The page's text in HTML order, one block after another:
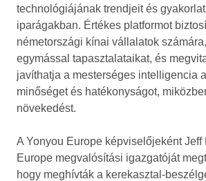
technológiájának trendjeit és
iparágakban. Értékes platformot
németországi kínai vállalatok
egymással tapasztalataikat, és
javíthatja a mesterséges intelligencia
minőséget és hatékonyságot,
növekedést.
A Yonyou Europe képviselőjeként Jeff
Europe megvalósítási igazgatóját
hogy meghívták a kerekasztal-